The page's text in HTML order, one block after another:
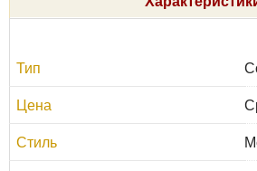
Тип
Цена
Стиль